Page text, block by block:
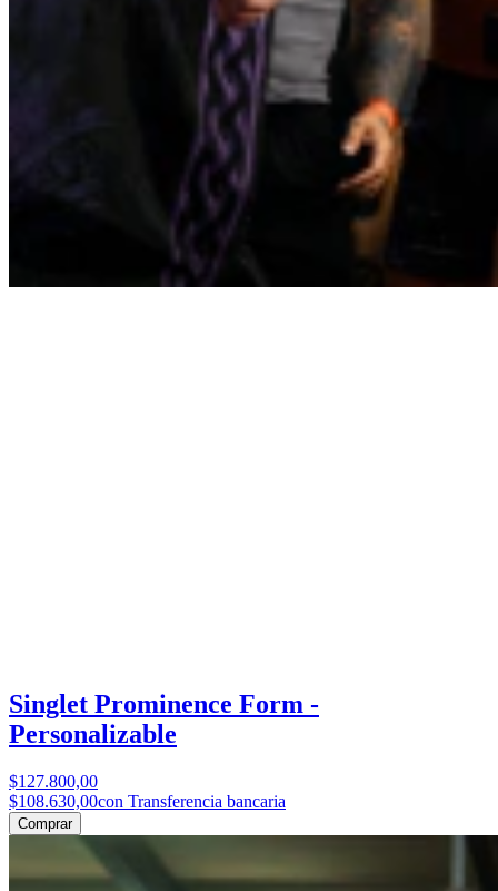
Singlet Prominence Form -
Personalizable
$127.800,00
$108.630,00con Transferencia bancaria
Comprar